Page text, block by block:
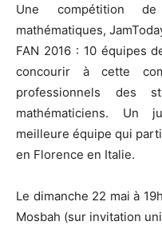
Une compétition
mathématiques,
FAN 2016 : 10 équipes
concourir à cette
professionnels des
mathématiciens. Un
meilleure équipe qui
en Florence en Italie.
Le dimanche 22 mai à
Mosbah (sur invitation